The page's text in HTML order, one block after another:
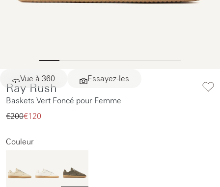
Vue à 360 Essayez-les
Ray Rush
Baskets Vert Foncé pour Femme
€200‌€120‌
Couleur